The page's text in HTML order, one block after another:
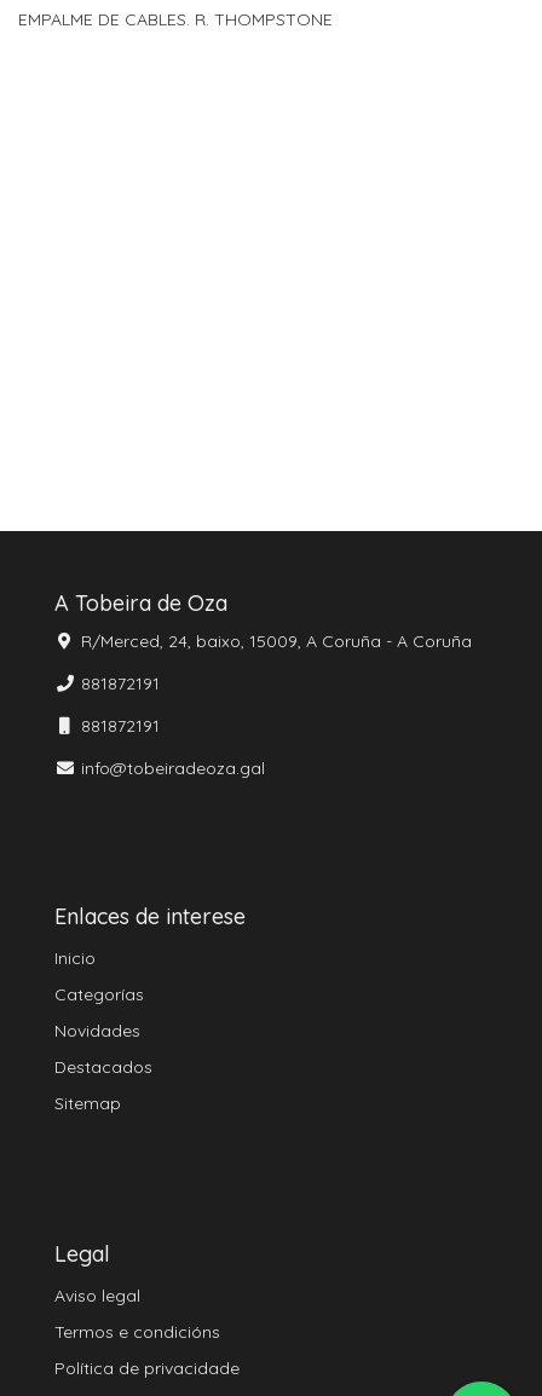
EMPALME DE CABLES. R. THOMPSTONE
A Tobeira de Oza
R/Merced, 24, baixo, 15009, A Coruña - A Coruña
881872191
881872191
info@tobeiradeoza.gal
Enlaces de interese
Inicio
Categorías
Novidades
Destacados
Sitemap
Legal
Aviso legal
Termos e condicións
Política de privacidade